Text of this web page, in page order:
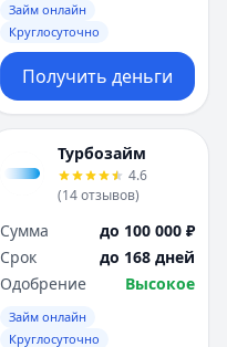
Займ онлайн
Круглосуточно
Получить деньги
Турбозайм
4.6
(14отзывов)
Сумма
до 100 000 ₽
Срок
до 168 дней
Одобрение
Высокое
Займ онлайн
Круглосуточно